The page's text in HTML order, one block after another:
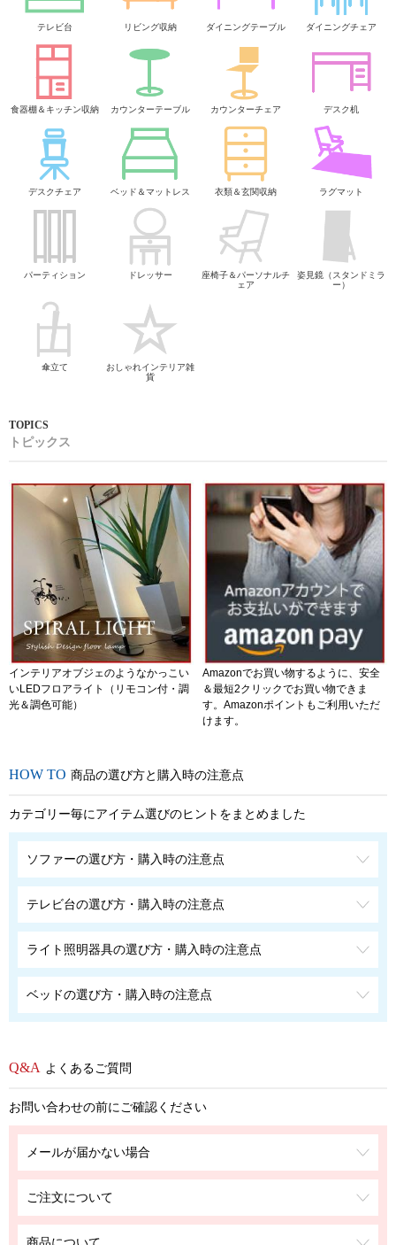
テレビ台 リビング収納 ダイニングテーブル ダイニングチェア
食器棚＆キッチン収納 カウンターテーブル カウンターチェア デスク机
デスクチェア ベッド＆マットレス 衣類＆玄関収納 ラグマット
パーティション ドレッサー
座椅子＆パーソナルチ
ェア
姿見鏡（スタンドミラ
ー）
傘立て
おしゃれインテリア雑
貨
トピックス
インテリアオブジェのようなかっこい
いLEDフロアライト（リモコン付・調
光＆調色可能）
Amazonでお買い物するように、安全
＆最短2クリックでお買い物できま
す。Amazonポイントもご利用いただ
けます。
商品の選び方と購入時の注意点
カテゴリー毎にアイテム選びのヒントをまとめました
ソファーの選び方・購入時の注意点
テレビ台の選び方・購入時の注意点
ライト照明器具の選び方・購入時の注意点
ベッドの選び方・購入時の注意点
よくあるご質問
お問い合わせの前にご確認ください
メールが届かない場合
ご注文について